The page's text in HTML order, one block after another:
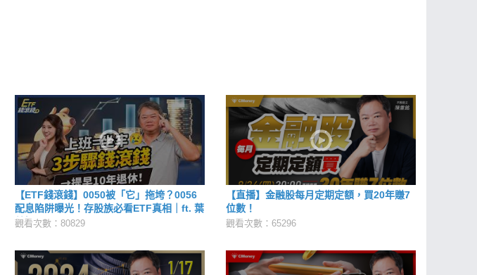
【ETF錢滾錢】0050被「它」拖垮？0056
配息陷阱曝光！存股族必看ETF真相｜ft. 葉
芷娟
觀看次數：80829
【直播】金融股每月定期定額，買20年賺7
位數！
觀看次數：65296